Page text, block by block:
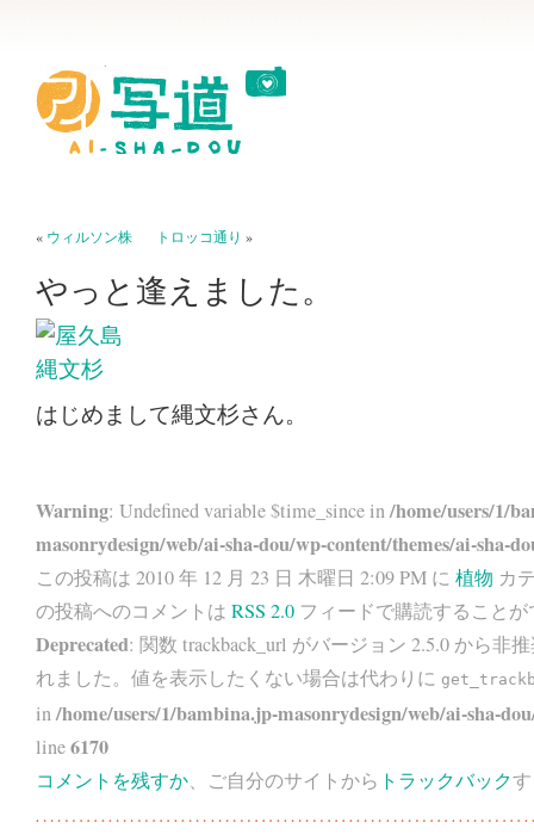
« ウィルソン株 トロッコ通り »
やっと逢えました。
はじめまして縄文杉さん。
Warning: Undefined variable $time_since in/home/users/1/
masonrydesign/web/ai-sha-dou/wp-content/themes/ai-sha-
この投稿は 2010 年 12 月 23 日 木曜日 2:09 PM に 植物 カ
の投稿へのコメントは RSS 2.0 フィードで購読すること
Deprecated: 関数 trackback_url がバージョン 2.5.0 から非
れました。値を表示したくない場合は代わりに
in/home/users/1/bambina.jp-masonrydesign/web/ai-sha-
line6170
コメントを残すか、ご自分のサイトから トラックバック